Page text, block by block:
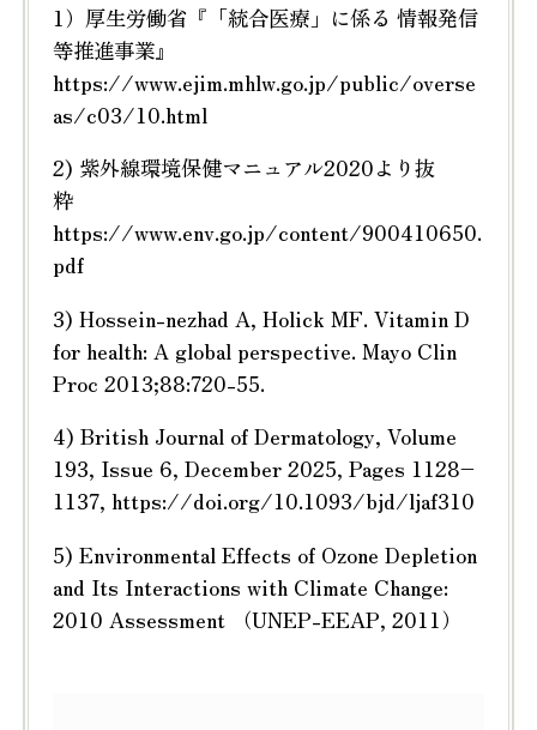
1）厚生労働省『「統合医療」に係る 情報発信
等推進事業』
https://www.ejim.mhlw.go.jp/public/overse
as/c03/10.html
2) 紫外線環境保健マニュアル2020より抜
粋
https://www.env.go.jp/content/900410650.
pdf
3) Hossein-nezhad A, Holick MF. Vitamin D
for health: A global perspective. Mayo Clin
Proc 2013;88:720-55.
4) British Journal of Dermatology, Volume
193, Issue 6, December 2025, Pages 1128–
1137, https://doi.org/10.1093/bjd/ljaf310
5) Environmental Effects of Ozone Depletion
and Its Interactions with Climate Change:
2010 Assessment （UNEP-EEAP, 2011）